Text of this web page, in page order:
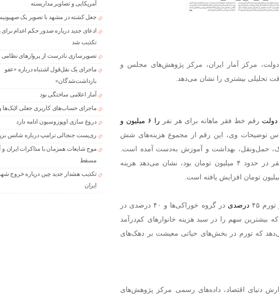
مرکز آمار ایران، مرکز پژوهش‌های مجلس و
تحلیلی بیشتری را نشان می‌دهد.
رقم خط فقر ماهانه برای هر نفر
را ۶ میلیون و
توضیحات وی، این رقم از مجموع هزینه‌های شش
حمل‌ونقل، بهداشت و آموزش به‌دست آمده است.
مقایسه این رقم با سال ۱۴۰۲ که خط فقر در حدود ۴ میلیون تومان بود، نشان می‌دهد هزینه
۴۵ درصدی
در گروه خوراکی‌ها و ۴۰ درصدی در
سهم را در سبد هزینه خانوارهای کم‌درآمد
که تورم در بخش‌های حیاتی معیشت بر دهک‌های
در گزارش دنیای اقتصاد، داده‌های رسمی مرکز پژوهش‌های
آمریکایی و تصاویر مداربسته
جعل کشته در مشهد با تصویر یک
ادعای جدید درباره صدور حکم اعدام
تکذیب شد
تصویرسازی نادرست از پروازهای نظامی
ماجرای یک نقل‌قول اشتباه درباره «عفو
بازداشت‌شدگان»
آمار اعلامی ساختگی بود
ماجرای حساب‌های کاربری جعلی لایک‌ها
دروغ سازی اوپوزوسیون ادامه دارد
ری‌پست جنجالی ترامپ درباره شانس
موج شایعات همزمان با مذاکرات ایران و
مسقط
تکذیب هشدار جدید چین درباره خروج
ایران